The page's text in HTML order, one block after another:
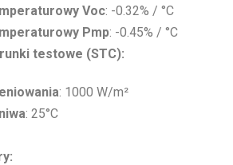
Voc: -0.32% / °C
Pmp: -0.45% / °C
testowe (STC):
: 1000 W/m²
: 25°C